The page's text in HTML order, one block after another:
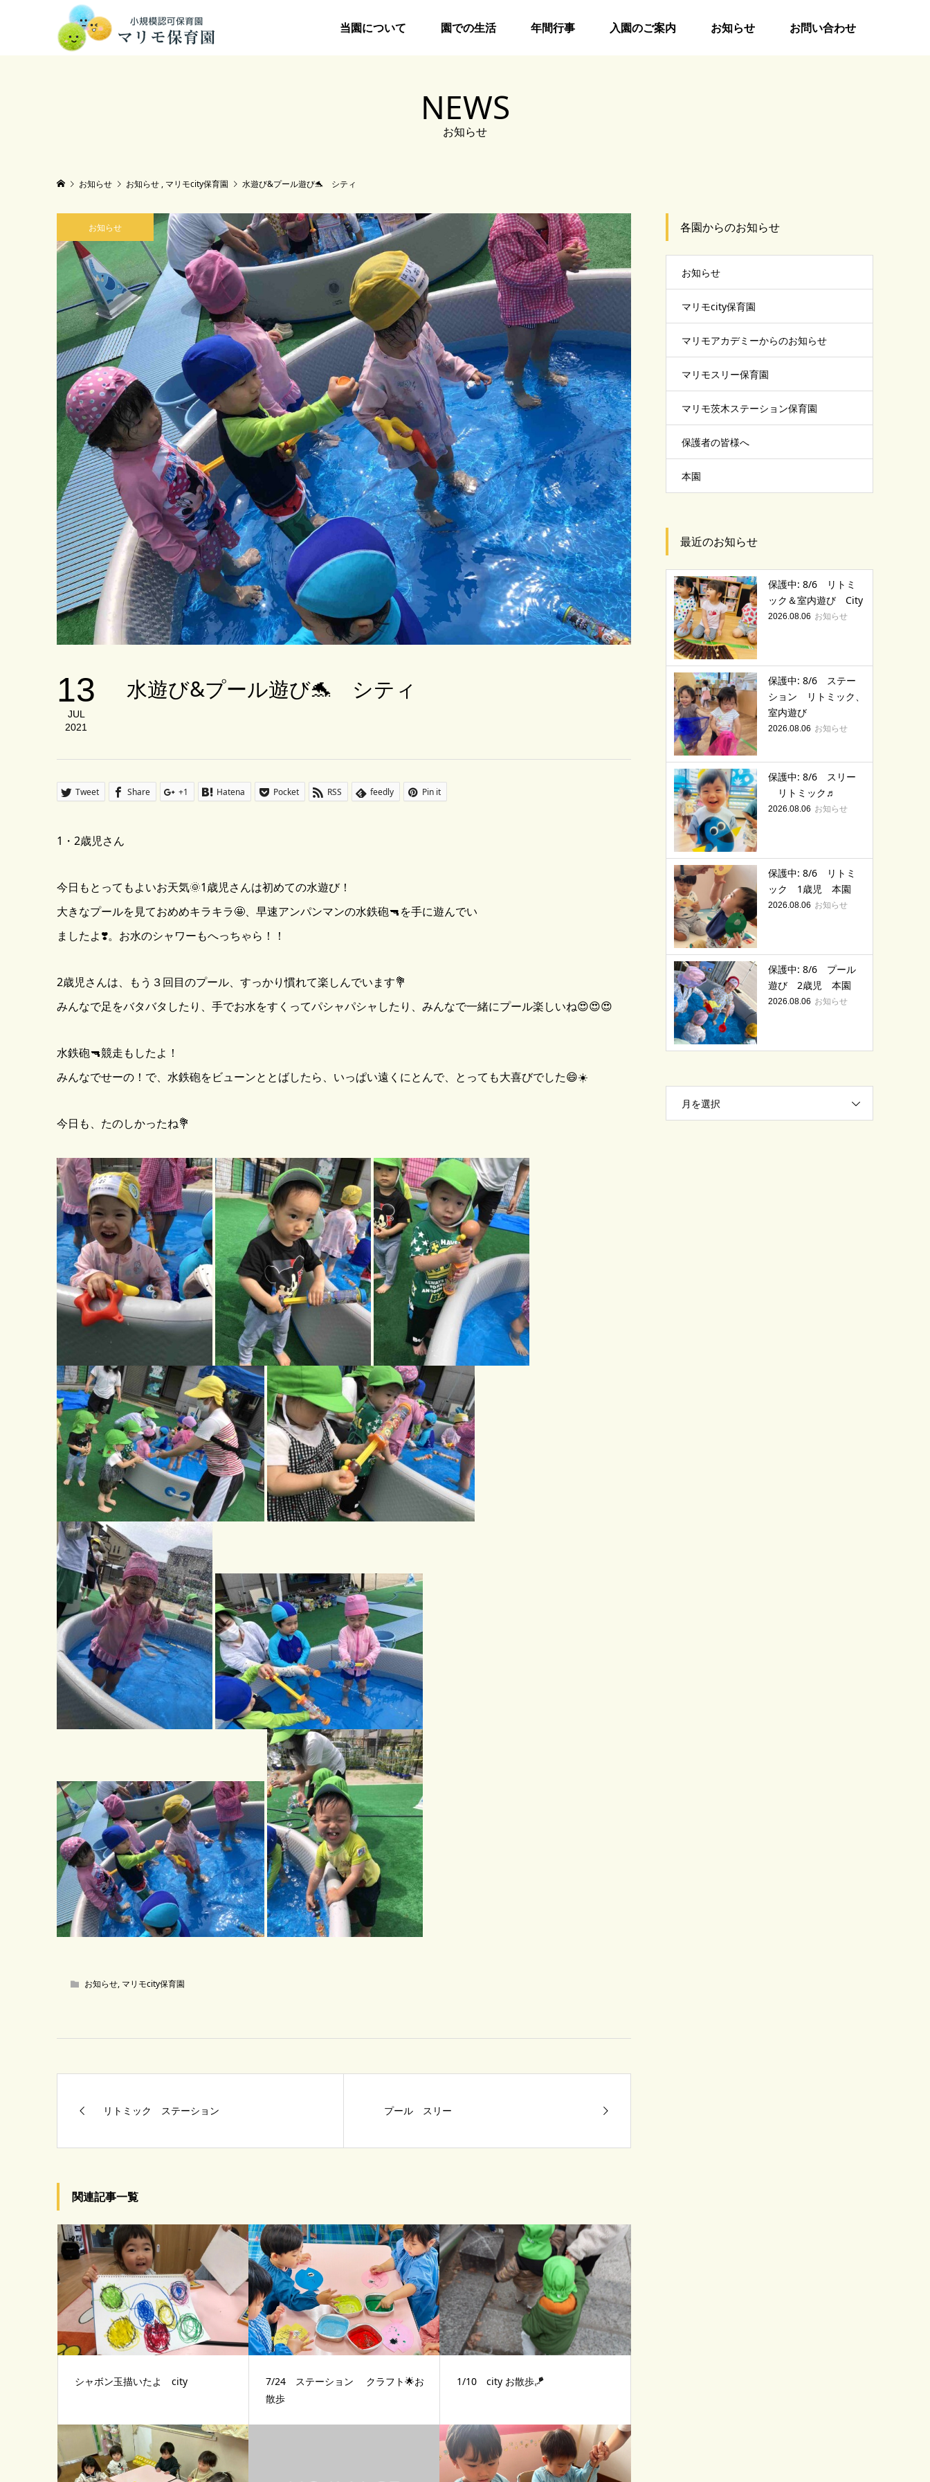
当園について 園での生活 年間行事 入園のご案内 お知らせ お問い合わせ
NEWS
お知らせ
お知らせ お知らせ , マリモcity保育園 水遊び&プール遊び🐬 シティ
お知らせ
13
JUL
2021
水遊び&プール遊び🐬 シティ
Tweet Share +1 Hatena Pocket RSS feedly Pin it
1・2歳児さん
今日もとってもよいお天気🌞1歳児さんは初めての水遊び！
大きなプールを見ておめめキラキラ🤩、早速アンパンマンの水鉄砲🔫を手に遊んでい
ましたよ❣️。お水のシャワーもへっちゃら！！
2歳児さんは、もう３回目のプール、すっかり慣れて楽しんでいます💐
みんなで足をバタバタしたり、手でお水をすくってパシャパシャしたり、みんなで一緒にプール楽しいね😍😍😍
水鉄砲🔫競走もしたよ！
みんなでせーの！で、水鉄砲をビューンととばしたら、いっぱい遠くにとんで、とっても大喜びでした😄☀️
今日も、たのしかったね💐
お知らせ, マリモcity保育園
リトミック ステーション プール スリー
関連記事一覧
シャボン玉描いたよ city
7/24 ステーション クラフト🌟お
散歩
1/10 city お散歩🪁
各園からのお知らせ
お知らせ
マリモcity保育園
マリモアカデミーからのお知らせ
マリモスリー保育園
マリモ茨木ステーション保育園
保護者の皆様へ
本園
最近のお知らせ
保護中: 8/6 リトミ
ック＆室内遊び City
2026.08.06 お知らせ
保護中: 8/6 ステー
ション リトミック、
室内遊び
2026.08.06 お知らせ
保護中: 8/6 スリー
リトミック♬
2026.08.06 お知らせ
保護中: 8/6 リトミ
ック 1歳児 本園
2026.08.06 お知らせ
保護中: 8/6 プール
遊び 2歳児 本園
2026.08.06 お知らせ
月を選択